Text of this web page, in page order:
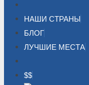
НАШИ СТРАНЫ
БЛОГ
ЛУЧШИЕ МЕСТА
$$